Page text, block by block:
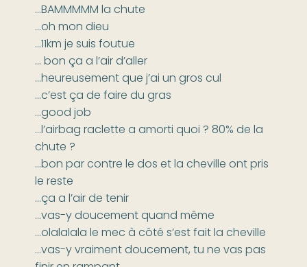
…BAMMMMM la chute
…oh mon dieu
…11km je suis foutue
… bon ça a l’air d’aller
…heureusement que j’ai un gros cul
…c’est ça de faire du gras
…good job
…l’airbag raclette a amorti quoi ? 80% de la
chute ?
…bon par contre le dos et la cheville ont pris
le reste
…ça a l’air de tenir
…vas-y doucement quand même
…olalalala le mec à côté s’est fait la cheville
…vas-y vraiment doucement, tu ne vas pas